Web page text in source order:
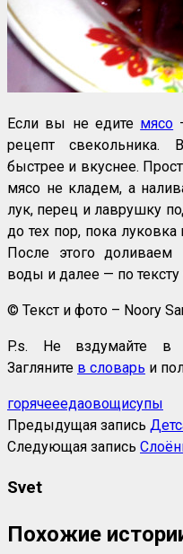
Если вы не едите мясо
рецепт свекольника.
быстрее и вкуснее.
мясо не кладем, а
лук, перец и лаврушку
до тех пор, пока луковка
После этого доливаем
воды и далее — по тексту
© Текст и фото – Noory
P.s. Не вздумайте в
Загляните в словарь и
горячееедаовощисупы
Предыдущая запись
Следующая запись
Svet
Похожие